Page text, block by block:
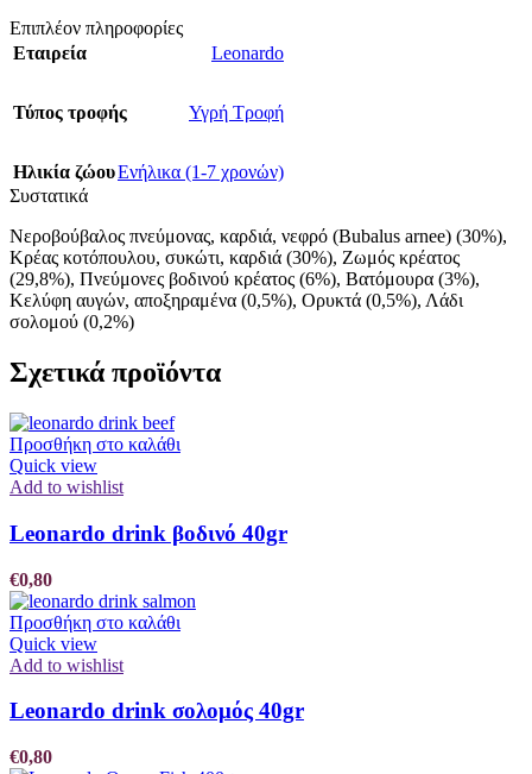
Επιπλέον πληροφορίες
Εταιρεία
Leonardo
Τύπος τροφής Υγρή Τροφή
Ηλικία ζώουΕνήλικα (1-7 χρονών)
Συστατικά
Νεροβούβαλος πνεύμονας, καρδιά, νεφρό (Bubalus arnee) (30%),
Κρέας κοτόπουλου, συκώτι, καρδιά (30%), Ζωμός κρέατος
(29,8%), Πνεύμονες βοδινού κρέατος (6%), Βατόμουρα (3%),
Κελύφη αυγών, αποξηραμένα (0,5%), Ορυκτά (0,5%), Λάδι
σολομού (0,2%)
Σχετικά προϊόντα
Προσθήκη στο καλάθι
Quick view
Add to wishlist
Leonardo drink βοδινό 40gr
€0,80
Προσθήκη στο καλάθι
Quick view
Add to wishlist
Leonardo drink σολομός 40gr
€0,80